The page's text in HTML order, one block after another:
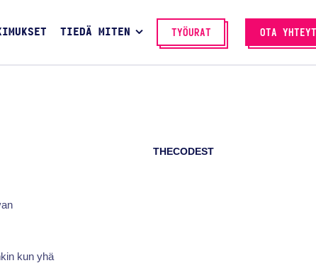
TIEDÄ MITEN TYÖURAT OTA
THECODEST
kun yhä